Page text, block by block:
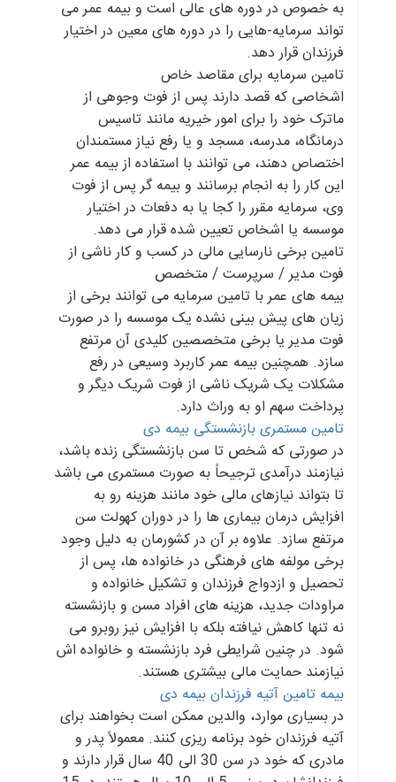
به خصوص در دوره های عالی است و بیمه عمر می
تواند سرمایه-هایی را در دوره های معین در اختیار
فرزندان قرار دهد.
تامین سرمایه برای مقاصد خاص
اشخاصی که قصد دارند پس از فوت وجوهی از
ماترک خود را برای امور خیریه مانند تاسیس
درمانگاه، مدرسه، مسجد و یا رفع نیاز مستمندان
اختصاص دهند، می توانند با استفاده از بیمه عمر
این کار را به انجام برسانند و بیمه گر پس از فوت
وی، سرمایه مقرر را کجا یا به دفعات در اختیار
موسسه یا اشخاص تعیین شده قرار می دهد.
تامین برخی نارسایی مالی در کسب و کار ناشی از
فوت مدیر / سرپرست / متخصص
بیمه های عمر با تامین سرمایه می توانند برخی از
زیان های پیش بینی نشده یک موسسه را در صورت
فوت مدیر یا برخی متخصصین کلیدی آن مرتفع
سازد. همچنین بیمه عمر کاربرد وسیعی در رفع
مشکلات یک شریک ناشی از فوت شریک دیگر و
پرداخت سهم او به وراث دارد.
تامین مستمری بازنشستگی بیمه دی
در صورتی که شخص تا سن بازنشستگی زنده باشد،
نیازمند درآمدی ترجیحاً به صورت مستمری می باشد
تا بتواند نیازهای مالی خود مانند هزینه رو به
افزایش درمان بیماری ها را در دوران کهولت سن
مرتفع سازد. علاوه بر آن در کشورمان به دلیل وجود
برخی مولفه های فرهنگی در خانواده ها، پس از
تحصیل و ازدواج فرزندان و تشکیل خانواده و
مراودات جدید، هزینه های افراد مسن و بازنشسته
نه تنها کاهش نیافته بلکه با افزایش نیز روبرو می
شود. در چنین شرایطی فرد بازنشسته و خانواده اش
نیازمند حمایت مالی بیشتری هستند.
بیمه تامین آتیه فرزندان بیمه دی
در بسیاری موارد، والدین ممکن است بخواهند برای
آتیه فرزندان خود برنامه ریزی کنند. معمولاً پدر و
مادری که خود در سن 30 الی 40 سال قرار دارند و